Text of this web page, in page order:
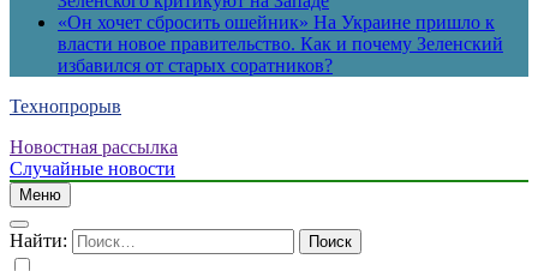
«Он хочет сбросить ошейник» На Украине пришло к
власти новое правительство. Как и почему Зеленский
избавился от старых соратников?
Технопрорыв
Новостная рассылка
Случайные новости
Меню
Найти: